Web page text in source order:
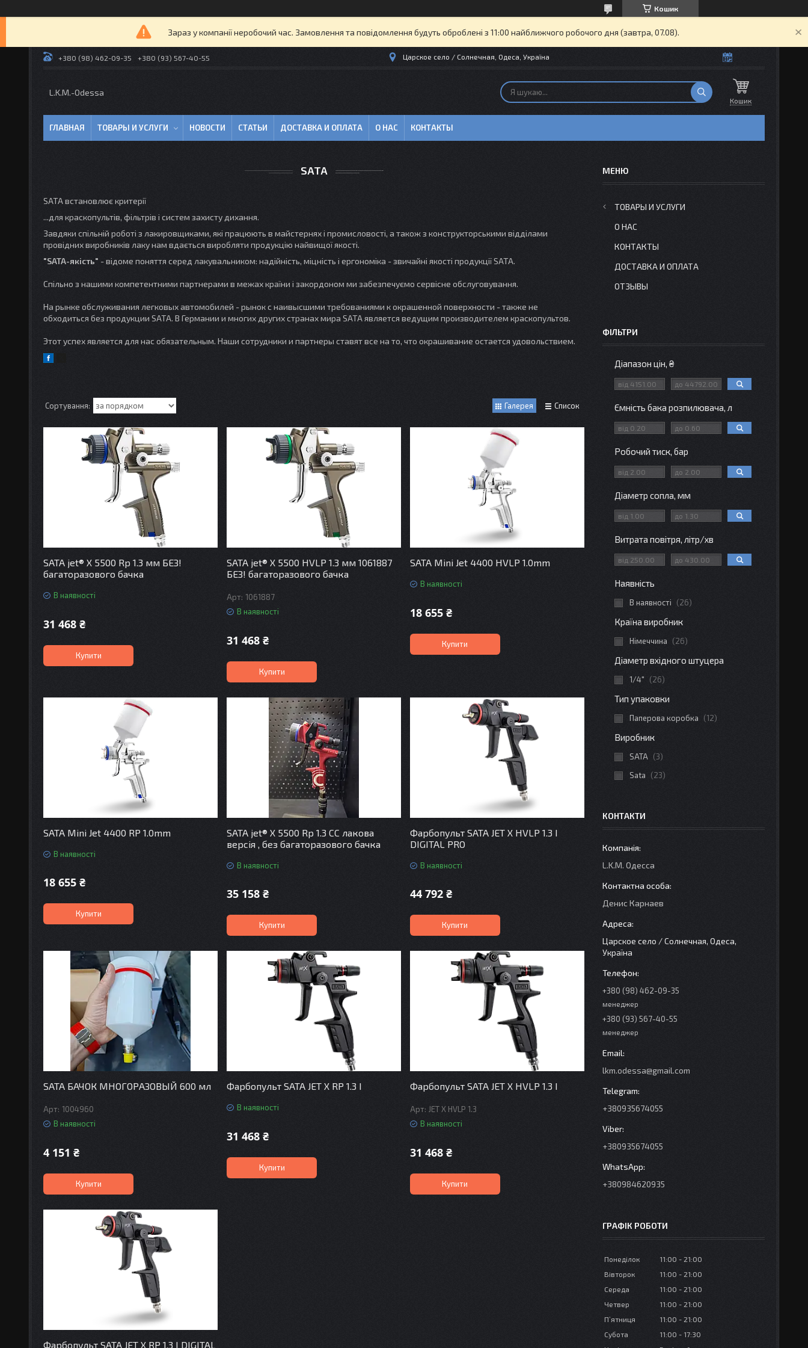
Кошик
Зараз у компанії неробочий час. Замовлення та повідомлення будуть оброблені з 11:00 найближчого робочого дня (завтра, 07.08).
+380 (98) 462-09-35 +380 (93) 567-40-55 Царское село / Солнечная, Одеса, Україна
L.K.M.-Odessa
Кошик
ГЛАВНАЯ ТОВАРЫ И УСЛУГИ НОВОСТИ СТАТЬИ ДОСТАВКА И ОПЛАТА О НАС КОНТАКТЫ
SATA
SATA встановлює критерії
...для краскопультів, фільтрів і систем захисту дихання.
Завдяки спільній роботі з лакировщиками, які працюють в майстернях і промисловості, а також з конструкторськими відділами
провідних виробників лаку нам вдається виробляти продукцію найвищої якості.
"SATA-якість" - відоме поняття серед лакувальником: надійність, міцність і ергономіка - звичайні якості продукції SATA.
Спільно з нашими компетентними партнерами в межах країни і закордоном ми забезпечуємо сервісне обслуговування.
На рынке обслуживания легковых автомобилей - рынок с наивысшими требованиями к окрашенной поверхности - также не
обходиться без продукции SATA. В Германии и многих других странах мира SATA является ведущим производителем краскопультов.
Этот успех является для нас обязательным. Наши сотрудники и партнеры ставят все на то, что окрашивание остается удовольствием.
Галерея Список
SATA jet® X 5500 Rp 1.3 мм БЕЗ!
багаторазового бачка
В наявності
31 468 ₴
Купити
SATA jet® X 5500 HVLP 1.3 мм 1061887
БЕЗ! багаторазового бачка
1061887
В наявності
31 468 ₴
Купити
SATA Mini Jet 4400 HVLP 1.0mm
В наявності
18 655 ₴
Купити
SATA Mini Jet 4400 RP 1.0mm
В наявності
18 655 ₴
Купити
SATA jet® X 5500 Rp 1.3 CC лакова
версія , без багаторазового бачка
В наявності
35 158 ₴
Купити
Фарбопульт SATA JET X HVLP 1.3 I
DIGITAL PRO
В наявності
44 792 ₴
Купити
SATA БАЧОК МНОГОРАЗОВЫЙ 600 мл
1004960
В наявності
4 151 ₴
Купити
Фарбопульт SATA JET X RP 1.3 I
В наявності
31 468 ₴
Купити
Фарбопульт SATA JET X HVLP 1.3 I
JET X HVLP 1.3
В наявності
31 468 ₴
Купити
Фарбопульт SATA JET X RP 1.3 I DIGITAL
ТОВАРЫ И УСЛУГИ
О НАС
КОНТАКТЫ
ДОСТАВКА И ОПЛАТА
ОТЗЫВЫ
ФІЛЬТРИ
Діапазон цін, ₴
Ємність бака розпилювача, л
Робочий тиск, бар
Діаметр сопла, мм
Витрата повітря, літр/хв
Наявність
В наявності 26
Країна виробник
Німеччина 26
Діаметр вхідного штуцера
1/4" 26
Тип упаковки
Паперова коробка 12
Виробник
SATA
3
Sata
23
КОНТАКТИ
L.K.M. Одесса
Денис Карнаев
Царское село / Солнечная, Одеса,
Україна
+380 (98) 462-09-35
менеджер
+380 (93) 567-40-55
менеджер
lkm.odessa@gmail.com
+380935674055
+380935674055
+380984620935
ГРАФІК РОБОТИ
Понеділок 11:00
21:00
Вівторок
11:00
21:00
Середа
11:00
21:00
Четвер
11:00
21:00
Пʼятниця
11:00
21:00
Субота
11:00
17:30